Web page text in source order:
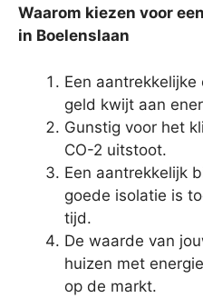
Waarom kiezen voor
in Boelenslaan
Een
geld kwijt aan
Gunstig voor het
CO-2 uitstoot.
Een aantrekkelijk
goede isolatie is
tijd.
De waarde van
huizen met
op de markt.